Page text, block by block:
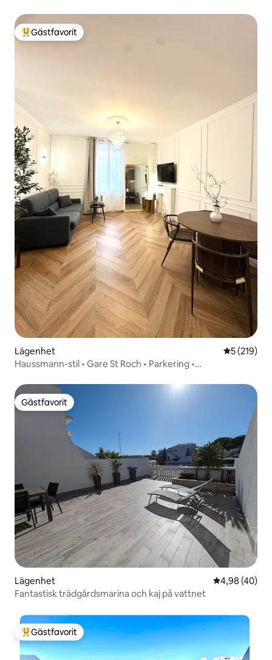
Populär gästfavorit
Gästfavorit
Lägenhet 5 av 5 i
5 (219)
Haussmann-stil • Gare St Roch • Parkering •
Gästfavorit
Gästfavorit
Lägenhet 4,98 av 5 i
4,98 (40)
Fantastisk trädgårdsmarina och kaj på vattnet
Populär gästfavorit
Gästfavorit